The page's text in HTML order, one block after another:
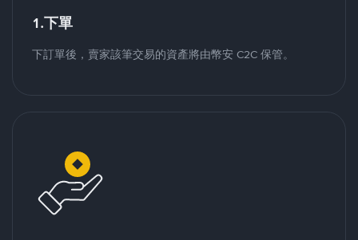
1.下單
下訂單後，賣家該筆交易的資產將由幣安 C2C 保管。